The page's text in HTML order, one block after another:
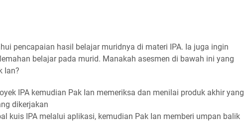
pencapaian hasil belajar muridnya di materi IPA. Ia juga ingin
belajar pada murid. Manakah asesmen di bawah ini yang
Ian?
IPA kemudian Pak Ian memeriksa dan menilai produk akhir yang
dikerjakan
kuis IPA melalui aplikasi, kemudian Pak Ian memberi umpan balik